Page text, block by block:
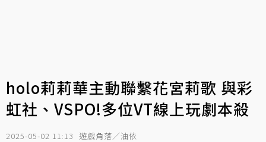
holo莉莉華主動聯繫花宮莉歌 與彩
虹社、VSPO!多位VT線上玩劇本殺
2025-05-02 11:13 遊戲角落／油依